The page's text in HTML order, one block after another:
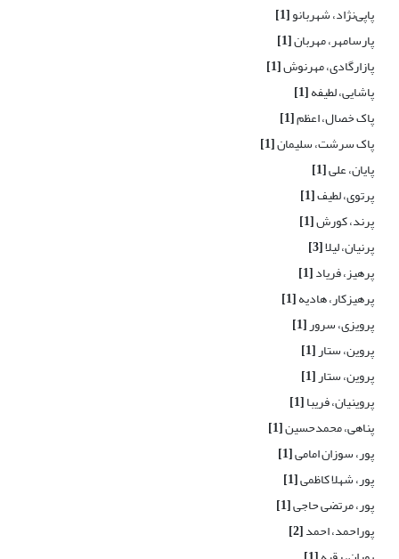
پاپی‌نژاد، شهربانو[1]
پارسامهر، مهربان[1]
پازارگادی، مهرنوش[1]
پاشایی، لطیفه[1]
پاک خصال، اعظم[1]
پاک سرشت، سلیمان[1]
پایان، علی[1]
پرتوی، لطیف[1]
پرند، کورش[1]
پرنیان، لیلا[3]
پرهیز، فریاد[1]
پرهیزکار، هادیه[1]
پرویزی، سرور[1]
پروین، ستار[1]
پروین، ستار[1]
پروینیان، فریبا[1]
پناهی، محمدحسین[1]
پور، سوزان امامی[1]
پور، شهلا کاظمی[1]
پور، مرتضی حاجی[1]
پوراحمد، احمد[2]